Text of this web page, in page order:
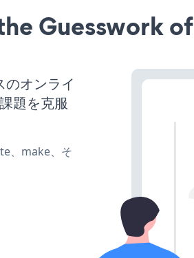
Guesswork
オンライ
題を克服
、make、そ